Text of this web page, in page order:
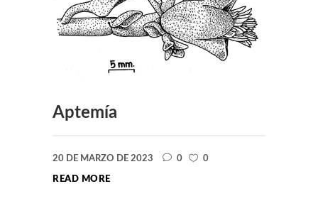
Aptemía
20 DE MARZO DE 2023 0 0
READ MORE